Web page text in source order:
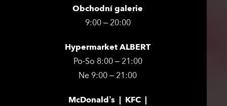
Obchodní galerie
9:00 – 20:00
Hypermarket ALBERT
Po-So 8:00 – 21:00
Ne 9:00 – 21:00
McDonald’s | KFC |